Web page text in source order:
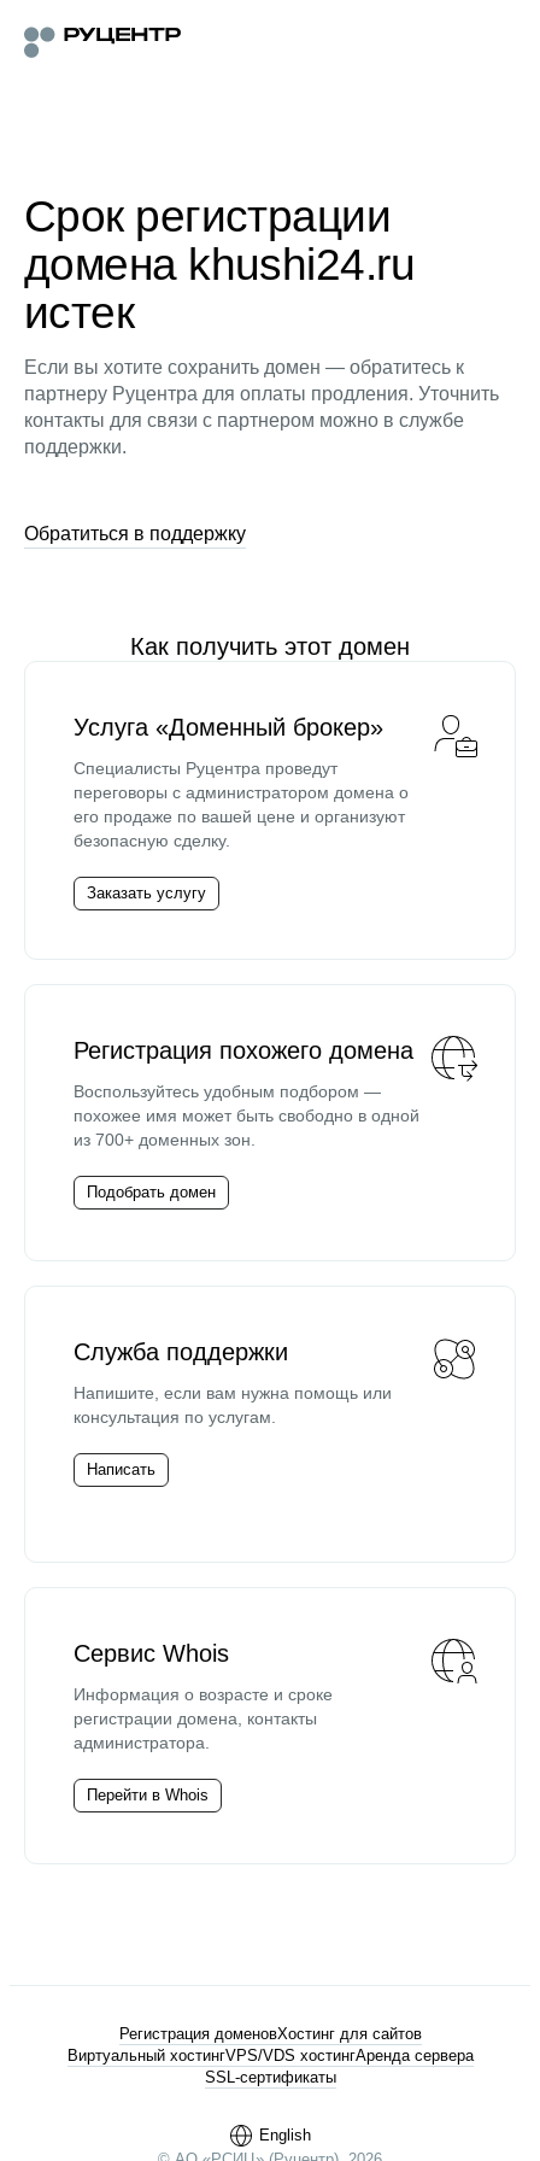
Срок регистрации
домена khushi24.ru
истек
Если вы хотите сохранить домен — обратитесь к
партнеру Руцентра для оплаты продления. Уточнить
контакты для связи с партнером можно в службе
поддержки.
Обратиться в поддержку
Как получить этот домен
Услуга «Доменный брокер»
Специалисты Руцентра проведут
переговоры с администратором домена о
его продаже по вашей цене и организуют
безопасную сделку.
Заказать услугу
Регистрация похожего домена
Воспользуйтесь удобным подбором —
похожее имя может быть свободно в одной
из 700+ доменных зон.
Подобрать домен
Служба поддержки
Напишите, если вам нужна помощь или
консультация по услугам.
Написать
Сервис Whois
Информация о возрасте и сроке
регистрации домена, контакты
администратора.
Перейти в Whois
English
Регистрация доменовХостинг для сайтов
Виртуальный хостингVPS/VDS хостингАренда сервера
SSL-сертификаты